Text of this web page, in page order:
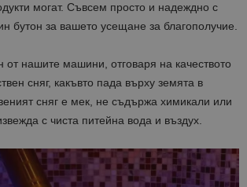
могат. Съвсем просто и надеждно с
бутон за вашето усещане за благополучие.
от нашите машини, отговаря на качеството
сняг, какъвто пада върху земята в
сняг е мек, не съдържа химикали или
с чиста питейна вода и въздух.